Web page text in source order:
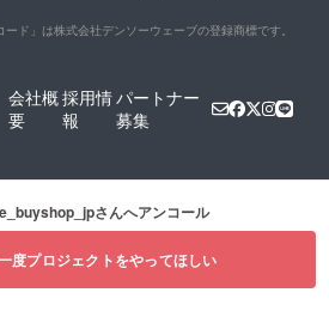
ード」は株式会社デンソーウェーブの登録商標です。
会社概
要
採用情
報
パートナー
募集
さんへアンコール
度プロジェクトをやってほしい